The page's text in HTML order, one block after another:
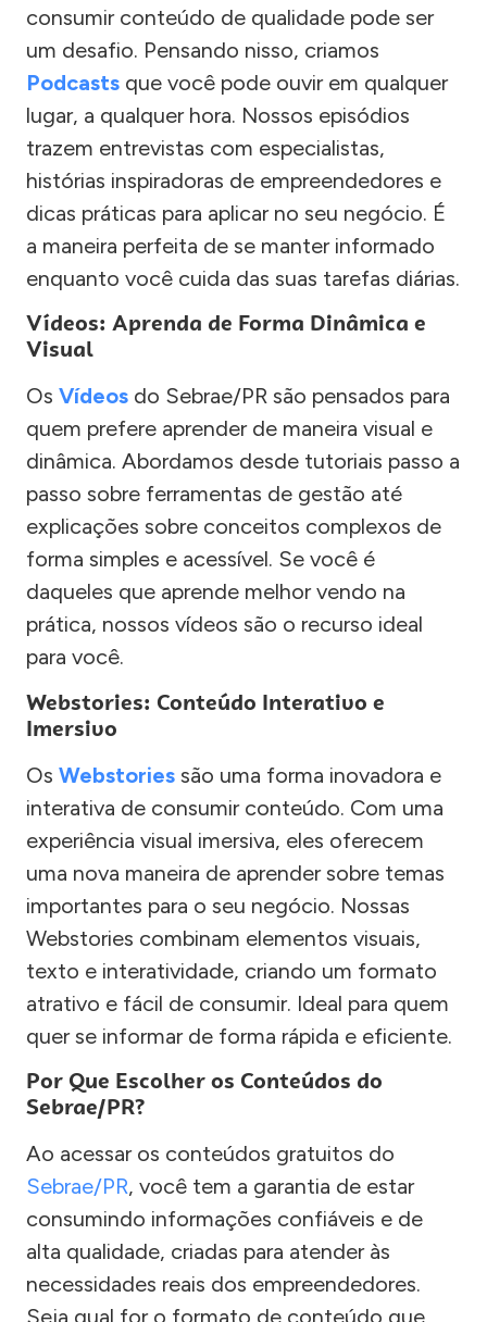
consumir conteúdo de qualidade pode ser
um desafio. Pensando nisso, criamos
Podcasts que você pode ouvir em qualquer
lugar, a qualquer hora. Nossos episódios
trazem entrevistas com especialistas,
histórias inspiradoras de empreendedores e
dicas práticas para aplicar no seu negócio. É
a maneira perfeita de se manter informado
enquanto você cuida das suas tarefas diárias.
Vídeos: Aprenda de Forma Dinâmica e
Visual
Os Vídeos do Sebrae/PR são pensados para
quem prefere aprender de maneira visual e
dinâmica. Abordamos desde tutoriais passo a
passo sobre ferramentas de gestão até
explicações sobre conceitos complexos de
forma simples e acessível. Se você é
daqueles que aprende melhor vendo na
prática, nossos vídeos são o recurso ideal
para você.
Webstories: Conteúdo Interativo e
Imersivo
Os Webstories são uma forma inovadora e
interativa de consumir conteúdo. Com uma
experiência visual imersiva, eles oferecem
uma nova maneira de aprender sobre temas
importantes para o seu negócio. Nossas
Webstories combinam elementos visuais,
texto e interatividade, criando um formato
atrativo e fácil de consumir. Ideal para quem
quer se informar de forma rápida e eficiente.
Por Que Escolher os Conteúdos do
Sebrae/PR?
Ao acessar os conteúdos gratuitos do
Sebrae/PR, você tem a garantia de estar
consumindo informações confiáveis e de
alta qualidade, criadas para atender às
necessidades reais dos empreendedores.
Seja qual for o formato de conteúdo que